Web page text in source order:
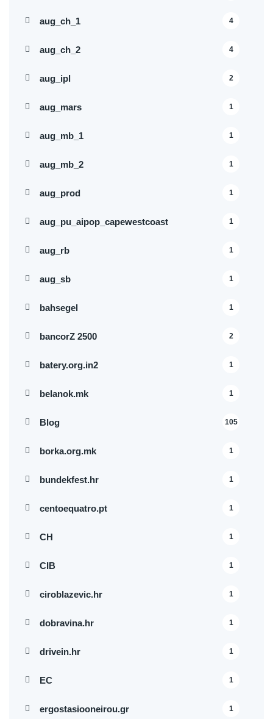
aug_ch_1 4
aug_ch_2 4
aug_ipl 2
aug_mars 1
aug_mb_1 1
aug_mb_2 1
aug_prod 1
aug_pu_aipop_capewestcoast 1
aug_rb 1
aug_sb 1
bahsegel 1
bancorZ 2500 2
batery.org.in2 1
belanok.mk 1
Blog 105
borka.org.mk 1
bundekfest.hr 1
centoequatro.pt 1
CH 1
CIB 1
ciroblazevic.hr 1
dobravina.hr 1
drivein.hr 1
EC 1
ergostasiooneirou.gr 1